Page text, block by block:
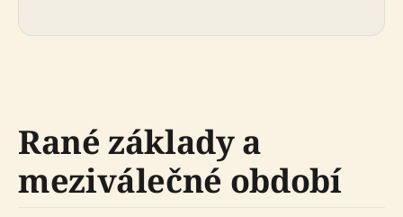
Rané základy a
meziválečné období